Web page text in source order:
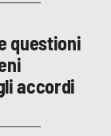
questioni
accordi